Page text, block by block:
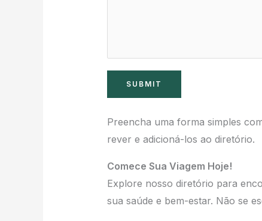
l
u
t
SUBMIT
Preencha uma forma simples
rever e adicioná-los ao diretório.
Comece Sua Viagem Hoje!
Explore nosso diretório para
sua saúde e bem-estar. Não se